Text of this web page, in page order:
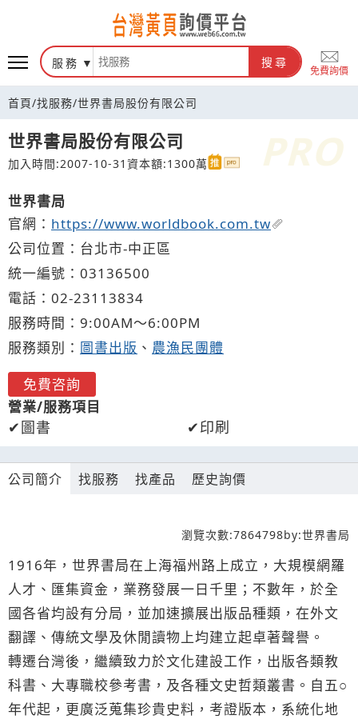
台灣黃頁詢價平台
服務 搜尋
免費詢價
首頁/找服務/世界書局股份有限公司
世界書局股份有限公司
加入時間:2007-10-31 資本額:1300萬
世界書局
官網： https://www.worldbook.com.tw
公司位置：台北市-中正區
統一編號：03136500
電話： 02-231 1 3834
服務時間：9:00AM～6:00PM
服務類別： 圖書出版 、 農漁民團體
免費咨詢
營業/服務項目
圖書 印刷
公司簡介 找服務 找產品 歷史詢價
瀏覽次數:7864798by:世界書局
1916年，世界書局在上海福州路上成立，大規模網羅
人才、匯集資金，業務發展一日千里；不數年，於全
國各省均設有分局，並加速擴展出版品種類，在外文
翻譯、傳統文學及休閒讀物上均建立起卓著聲譽。
轉遷台灣後，繼續致力於文化建設工作，出版各類教
科書、大專職校參考書，及各種文史哲類叢書。自五○
年代起，更廣泛蒐集珍貴史料，考證版本，系統化地